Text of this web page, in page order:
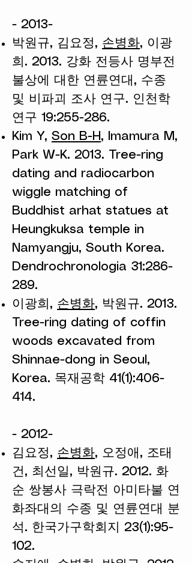
- 2013-
박원규, 김요정, 손병화, 이광
희. 2013. 강화 전등사 명부전
불상에 대한 연륜연대, 수종
및 비파괴 조사 연구. 인천학
연구 19:255-286.
Kim Y, Son B-H , Imamura M,
Park W-K. 2013. Tree-ring
dating and radiocarbon
wiggle matching of
Buddhist arhat statues at
Heungkuksa temple in
Namyangju, South Korea.
Dendrochronologia 31:286-
289.
이광희, 손병화, 박원규. 2013.
Tree-ring dating of coffin
woods excavated from
Shinnae-dong in Seoul,
Korea. 목재공학 41(1):406-
414.
- 2012-
김요정, 손병화, 오정애, 조태
건, 최선일, 박원규. 2012. 화
순 쌍봉사 극락전 아미타불 연
화좌대의 수종 및 연륜연대 분
석. 한국가구학회지 23(1):95-
102.